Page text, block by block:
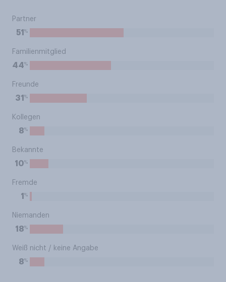
Partner
51 %
Familienmitglied
44%
Freunde
31 %
Kollegen
8%
Bekannte
10%
Fremde
1 %
Niemanden
18%
Weiß nicht / keine Angabe
8%